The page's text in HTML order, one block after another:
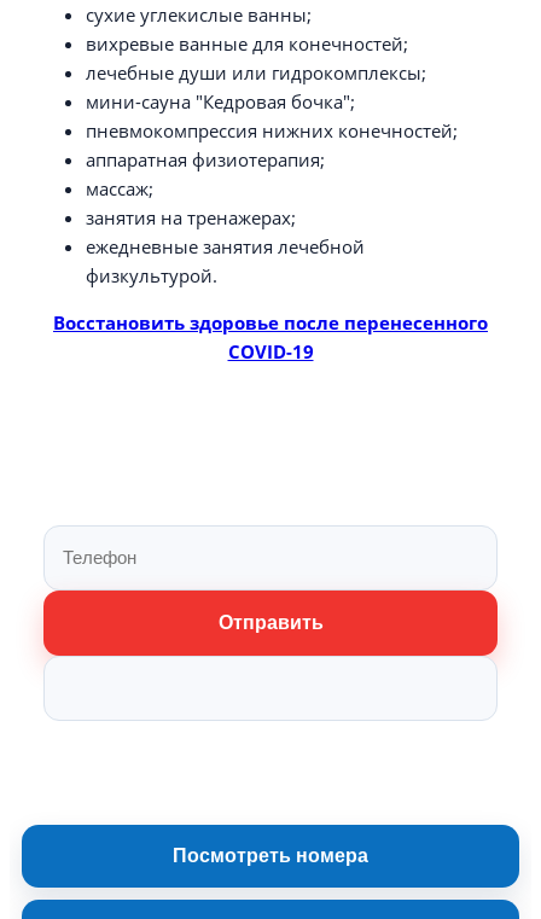
сухие углекислые ванны;
вихревые ванные для конечностей;
лечебные души или гидрокомплексы;
мини-сауна "Кедровая бочка";
пневмокомпрессия нижних конечностей;
аппаратная физиотерапия;
массаж;
занятия на тренажерах;
ежедневные занятия лечебной
физкультурой.
Восстановить здоровье после перенесенного
COVID-19
Отправить
Посмотреть номера